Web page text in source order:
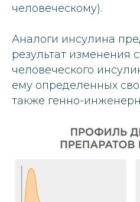
человеческому).
Аналоги инсулина
результат изменения
человеческого
ему определенных
также генно-